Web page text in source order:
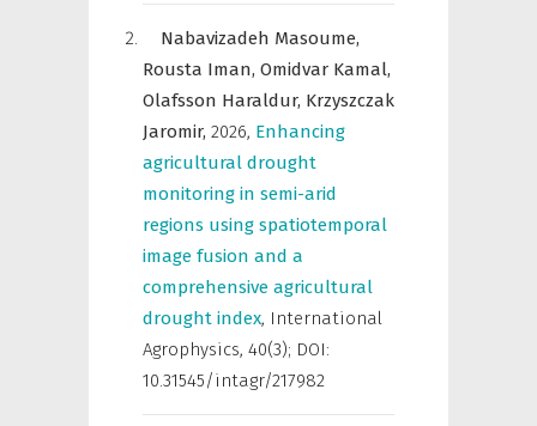
Nabavizadeh Masoume,
Rousta Iman, Omidvar Kamal,
Olafsson Haraldur, Krzyszczak
Jaromir, 2026, Enhancing
agricultural drought
monitoring in semi-arid
regions using spatiotemporal
image fusion and a
comprehensive agricultural
drought index, International
Agrophysics, 40(3); DOI:
10.31545/intagr/217982